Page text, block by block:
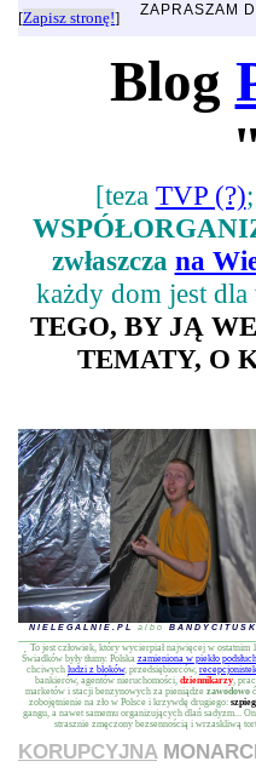
[Zapisz stronę!]
ZAPRASZAM
Blog
"
[teza TVP (?)
zwłaszcza na
każdy dom jest dla
TEGO, BY JĄ
TEMATY, O
NIELEGALNIE.PL albo
To jest człowiek, który wycierpiał najwięcej w ostatnim
Świadków były tłumy. Polska zamieniona w piekło
chciwych ludzi z bloków, przedsiębiorców, recepcjonistek
bankierów, agentów nieruchomości, dziennikarzy,
marketów i stacji benzynowych za pieniądze zawodowo
zobojętnienie na zło w Polsce i krzywdę drugiego:
gangu, a nawet samemu organizujących dlań sadyzm...
strasznie zmęczony bezsennością i wrzaskliwą
KORUPCYJNA